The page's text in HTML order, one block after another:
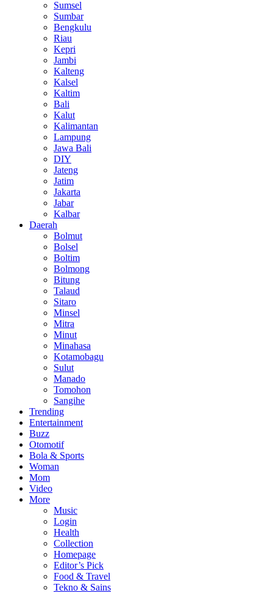
Sumsel
Sumbar
Bengkulu
Riau
Kepri
Jambi
Kalteng
Kalsel
Kaltim
Bali
Kalut
Kalimantan
Lampung
Jawa Bali
DIY
Jateng
Jatim
Jakarta
Jabar
Kalbar
Daerah
Bolmut
Bolsel
Boltim
Bolmong
Bitung
Talaud
Sitaro
Minsel
Mitra
Minut
Minahasa
Kotamobagu
Sulut
Manado
Tomohon
Sangihe
Trending
Entertainment
Buzz
Otomotif
Bola & Sports
Woman
Mom
Video
More
Music
Login
Health
Collection
Homepage
Editor’s Pick
Food & Travel
Tekno & Sains